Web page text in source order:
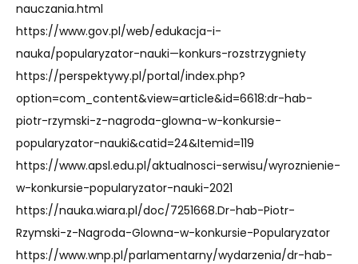
nauczania.html
https://www.gov.pl/web/edukacja-i-
nauka/popularyzator-nauki—konkurs-rozstrzygniety
https://perspektywy.pl/portal/index.php?
option=com_content&view=article&id=6618:dr-hab-
piotr-rzymski-z-nagroda-glowna-w-konkursie-
popularyzator-nauki&catid=24&Itemid=119
https://www.apsl.edu.pl/aktualnosci-serwisu/wyroznienie-
w-konkursie-popularyzator-nauki-2021
https://nauka.wiara.pl/doc/7251668.Dr-hab-Piotr-
Rzymski-z-Nagroda-Glowna-w-konkursie-Popularyzator
https://www.wnp.pl/parlamentarny/wydarzenia/dr-hab-